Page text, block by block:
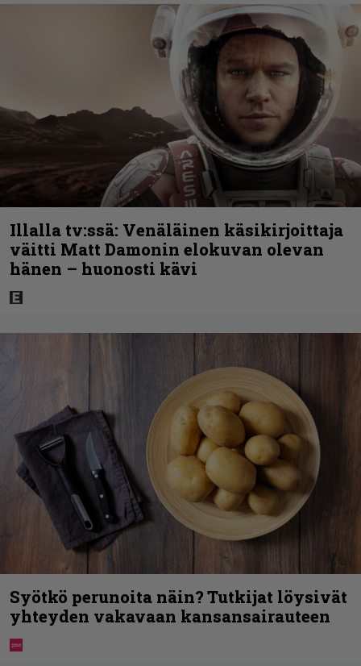
Illalla tv:ssä: Venäläinen käsikirjoittaja
väitti Matt Damonin elokuvan olevan
hänen – huonosti kävi
Syötkö perunoita näin? Tutkijat löysivät
yhteyden vakavaan kansansairauteen